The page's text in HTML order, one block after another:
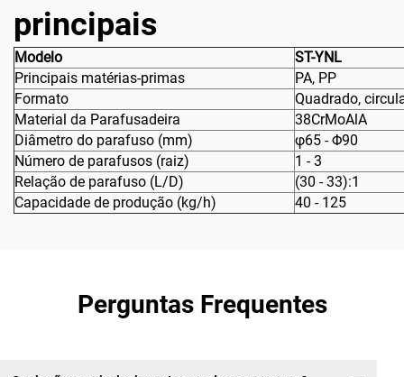
principais
Modelo
ST-YNL
Principais matérias-primas
PA, PP
Formato
Quadrado,
Material da Parafusadeira
38CrMoAlA
Diâmetro do parafuso (mm)
φ65 - Φ90
Número de parafusos (raiz)
1 - 3
Relação de parafuso (L/D)
(30 - 33):1
Capacidade de produção (kg/h)
40 - 125
Perguntas Frequentes